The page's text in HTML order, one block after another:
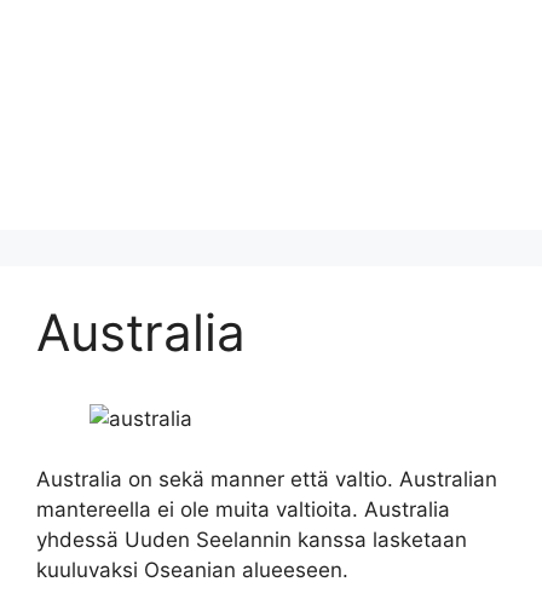
Australia
Australia on sekä manner että valtio. Australian
mantereella ei ole muita valtioita. Australia
yhdessä Uuden Seelannin kanssa lasketaan
kuuluvaksi Oseanian alueeseen.